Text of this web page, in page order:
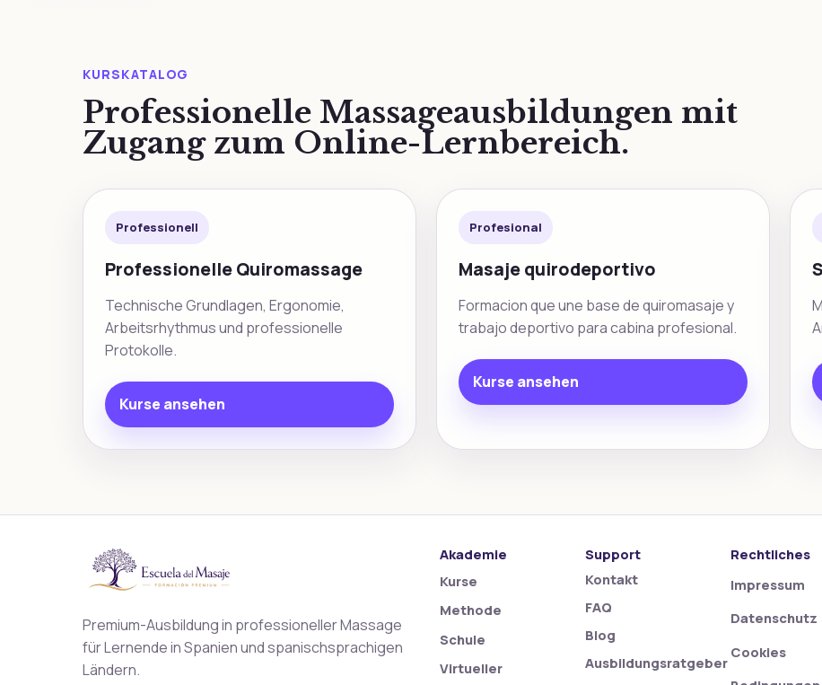
KURSKATALOG
Professionelle Massageausbildungen mit
Zugang zum Online-Lernbereich.
Professionell
Professionelle Quiromassage
Technische Grundlagen, Ergonomie,
Arbeitsrhythmus und professionelle
Protokolle.
Kurse ansehen
Profesional
Masaje quirodeportivo
Formacion que une base de quiromasaje y
trabajo deportivo para cabina profesional.
Kurse ansehen
Premium-Ausbildung in professioneller Massage
für Lernende in Spanien und spanischsprachigen
Ländern.
Akademie
Kurse
Methode
Schule
Virtueller
Support
Kontakt
FAQ
Blog
Ausbildungsratgeber
Rechtliches
Impressum
Datenschutz
Cookies